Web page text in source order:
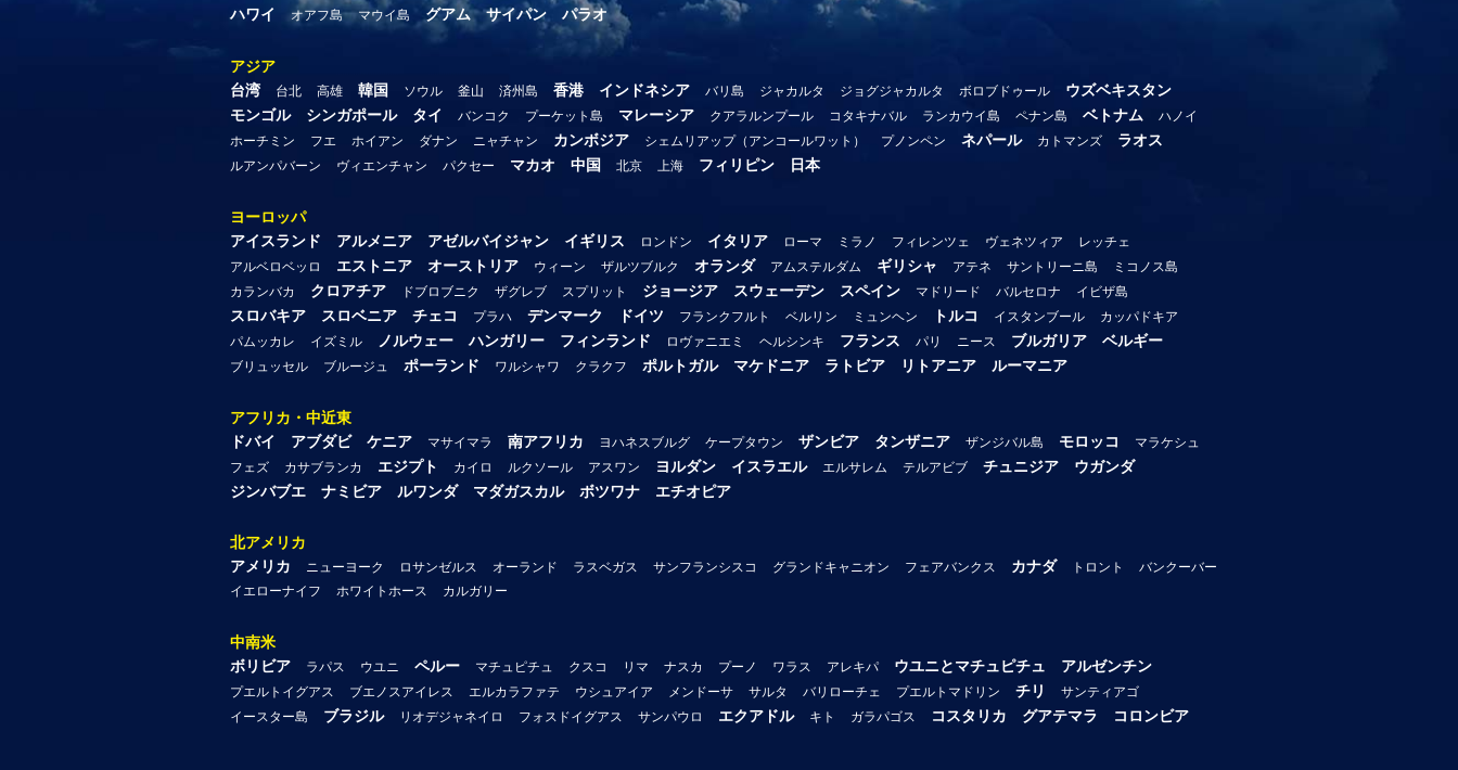
ハワイ
オアフ島 マウイ島 グアム サイパン パラオ
アジア
台湾
台北 高雄 韓国 ソウル 釜山 済州島 香港 インドネシア バリ島 ジャカルタ ジョグジャカルタ ボロブドゥール
ウズベキスタン
モンゴル
シンガポール タイ バンコク プーケット島 マレーシア クアラルンプール コタキナバル ランカウイ島 ペナン島 ベトナム
ハノイ
ホーチミン
フエ ホイアン ダナン ニャチャン カンボジア シェムリアップ（アンコールワット） プノンペン ネパール カトマンズ ラオス
ルアンパバーン ヴィエンチャン パクセー マカオ 中国 北京 上海 フィリピン 日本
ヨーロッパ
アイスランド
アルメニア アゼルバイジャン イギリス ロンドン イタリア ローマ ミラノ フィレンツェ ヴェネツィア
レッチェ
アルベロベッロ
エストニア オーストリア ウィーン ザルツブルク オランダ アムステルダム ギリシャ アテネ サントリーニ島
ミコノス島
カランバカ
クロアチア ドブロブニク ザグレブ スプリット ジョージア スウェーデン スペイン マドリード バルセロナ イビザ島
スロバキア スロベニア チェコ プラハ デンマーク ドイツ フランクフルト ベルリン ミュンヘン トルコ イスタンブール
カッパドキア
パムッカレ
イズミル ノルウェー ハンガリー フィンランド ロヴァニエミ ヘルシンキ フランス パリ ニース ブルガリア ベルギー
ブリュッセル ブルージュ ポーランド ワルシャワ クラクフ ポルトガル マケドニア ラトビア リトアニア ルーマニア
アフリカ・中近東
ドバイ
アブダビ ケニア マサイマラ 南アフリカ ヨハネスブルグ ケープタウン ザンビア タンザニア ザンジバル島 モロッコ
マラケシュ
フェズ
カサブランカ エジプト カイロ ルクソール アスワン ヨルダン イスラエル エルサレム テルアビブ チュニジア
ウガンダ
ジンバブエ
ナミビア ルワンダ マダガスカル ボツワナ エチオピア
北アメリカ
アメリカ
ニューヨーク ロサンゼルス オーランド ラスベガス サンフランシスコ グランドキャニオン フェアバンクス カナダ トロント
バンクーバー
イエローナイフ
ホワイトホース カルガリー
中南米
ボリビア
ラパス ウユニ ペルー マチュピチュ クスコ リマ ナスカ プーノ ワラス アレキパ ウユニとマチュピチュ アルゼンチン
プエルトイグアス ブエノスアイレス エルカラファテ ウシュアイア メンドーサ サルタ バリローチェ プエルトマドリン チリ
サンティアゴ
イースター島
ブラジル リオデジャネイロ フォスドイグアス サンパウロ エクアドル キト ガラパゴス コスタリカ グアテマラ コロンビア